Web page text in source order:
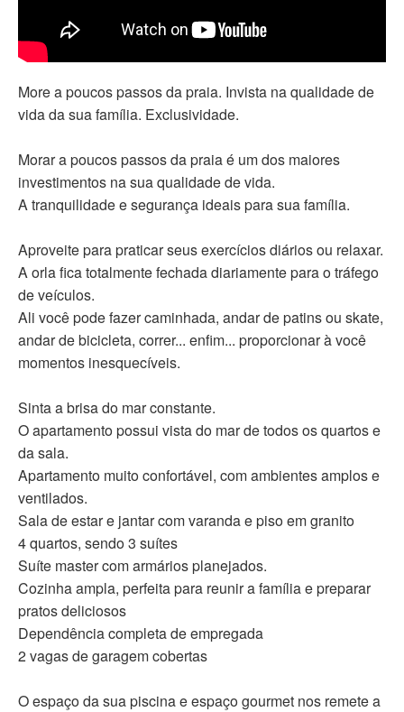
More a poucos passos da praia. Invista na qualidade de
vida da sua família. Exclusividade.
Morar a poucos passos da praia é um dos maiores
investimentos na sua qualidade de vida.
A tranquilidade e segurança ideais para sua família.
Aproveite para praticar seus exercícios diários ou relaxar.
A orla fica totalmente fechada diariamente para o tráfego
de veículos.
Ali você pode fazer caminhada, andar de patins ou skate,
andar de bicicleta, correr... enfim... proporcionar à você
momentos inesquecíveis.
Sinta a brisa do mar constante.
O apartamento possui vista do mar de todos os quartos e
da sala.
Apartamento muito confortável, com ambientes amplos e
ventilados.
Sala de estar e jantar com varanda e piso em granito
4 quartos, sendo 3 suítes
Suíte master com armários planejados.
Cozinha ampla, perfeita para reunir a família e preparar
pratos deliciosos
Dependência completa de empregada
2 vagas de garagem cobertas
O espaço da sua piscina e espaço gourmet nos remete a